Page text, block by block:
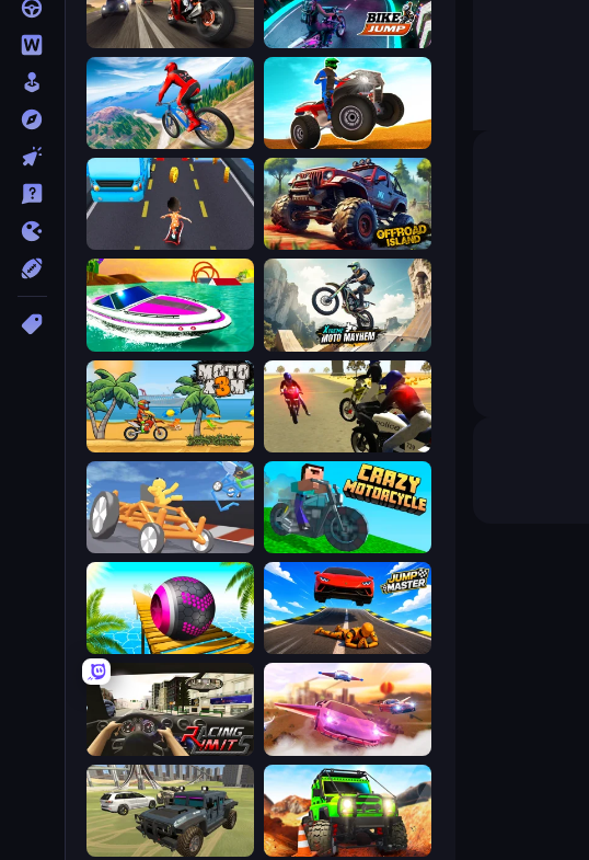
Bike Jump
Traffic Rider
ATV Ultimate Offroad
Riders Downhill Racing
Offroad Island
Xtreme Moto Mayhem
Jet Boat Racing
3D Moto Simulator 2
Moto X3M
Crazy Motorcycle
Draw Crash Race
Jump Master: Car Racing
Rolling Balls Sea Race
Ultimate Flying Car
Racing Limits
Offroad Life 3D
4x4 Offroader